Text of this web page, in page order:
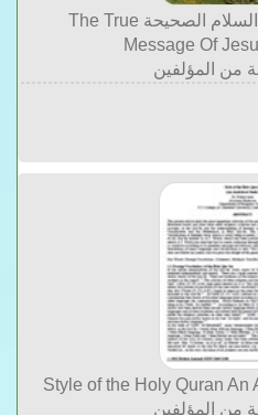
رسالة عيسى عليه السلام الصحيحة The True
Message Of
من المؤلفين
من المؤلفين